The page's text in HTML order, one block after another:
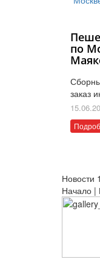
по
заказ
Новости
Начало |